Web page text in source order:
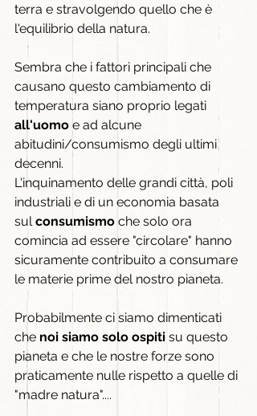
terra e stravolgendo quello che è
l'equilibrio della natura.
Sembra che i fattori principali che
causano questo cambiamento di
temperatura siano proprio legati
all'uomo e ad alcune
abitudini/consumismo degli ultimi
decenni.
L'inquinamento delle grandi città, poli
industriali e di un economia basata
sul consumismo che solo ora
comincia ad essere "circolare" hanno
sicuramente contribuito a consumare
le materie prime del nostro pianeta.
Probabilmente ci siamo dimenticati
che noi siamo solo ospiti su questo
pianeta e che le nostre forze sono
praticamente nulle rispetto a quelle di
"madre natura"....